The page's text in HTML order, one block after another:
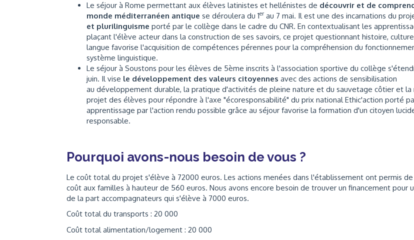
Le séjour à Rome permettant aux élèves latinistes et hellénistes de découvrir et de
monde méditerranéen antique se déroulera du 1erau 7 mai. Il est une des incarnations du
et plurilinguisme porté par le collège dans le cadre du CNR. En contextualisant les
plaçant l'élève acteur dans la construction de ses savoirs, ce projet questionnant histoire,
langue favorise l'acquisition de compétences pérennes pour la compréhension du
système linguistique.
Le séjour à Soustons pour les élèves de 5ème inscrits à l'association sportive du collège
juin. Il vise le développement des valeurs citoyennes avec des actions de sensibilisation
au développement durable, la pratique d'activités de pleine nature et du sauvetage côtier et la
projet des élèves pour répondre à l'axe "écoresponsabilité" du prix national Ethic'action porté
apprentissage par l'action rendu possible grâce au séjour favorise la formation d'un citoyen
responsable.
Pourquoi avons-nous besoin de vous ?
Le coût total du projet s'élève à 72000 euros. Les actions menées dans l'établissement ont permis
coût aux familles à hauteur de 560 euros. Nous avons encore besoin de trouver un financement pour
de la part accompagnateurs qui s'élève à 7000 euros.
Coût total du transports : 20 000
Coût total alimentation/logement : 20 000